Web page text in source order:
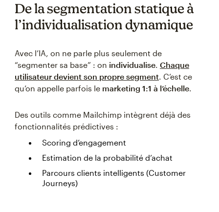
De la segmentation statique à
l’individualisation dynamique
Avec l’IA, on ne parle plus seulement de
“segmenter sa base” : on individualise. Chaque
utilisateur devient son propre segment. C’est ce
qu’on appelle parfois le marketing 1:1 à l’échelle.
Des outils comme Mailchimp intègrent déjà des
fonctionnalités prédictives :
Scoring d’engagement
Estimation de la probabilité d’achat
Parcours clients intelligents (Customer
Journeys)